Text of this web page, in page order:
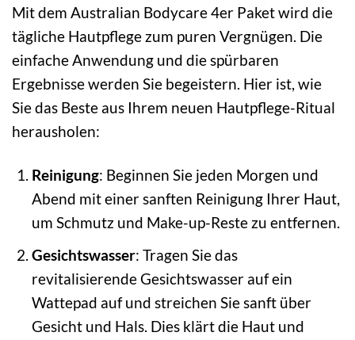
Mit dem Australian Bodycare 4er Paket wird die
tägliche Hautpflege zum puren Vergnügen. Die
einfache Anwendung und die spürbaren
Ergebnisse werden Sie begeistern. Hier ist, wie
Sie das Beste aus Ihrem neuen Hautpflege-Ritual
herausholen:
Reinigung: Beginnen Sie jeden Morgen und
Abend mit einer sanften Reinigung Ihrer Haut,
um Schmutz und Make-up-Reste zu entfernen.
Gesichtswasser: Tragen Sie das
revitalisierende Gesichtswasser auf ein
Wattepad auf und streichen Sie sanft über
Gesicht und Hals. Dies klärt die Haut und